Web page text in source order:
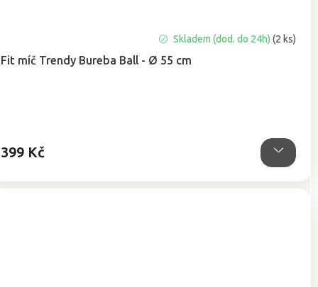
Fit míč Trendy Bureba Ball - Ø 55 cm
hodnocení
produktu
Skladem (dod. do 24h)(2 ks)
399 Kč